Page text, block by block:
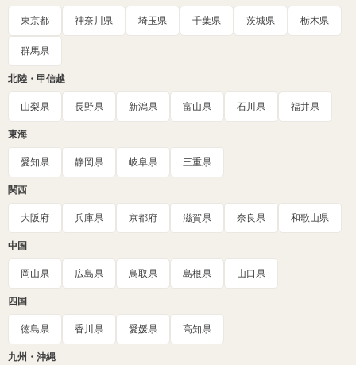
東京都 神奈川県 埼玉県 千葉県 茨城県 栃木県
群馬県
北陸・甲信越
山梨県 長野県 新潟県 富山県 石川県 福井県
東海
愛知県 静岡県 岐阜県 三重県
関西
大阪府 兵庫県 京都府 滋賀県 奈良県 和歌山県
中国
岡山県 広島県 鳥取県 島根県 山口県
四国
徳島県 香川県 愛媛県 高知県
九州・沖縄